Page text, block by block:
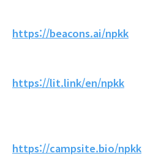
https://beacons.ai/npkk
https://lit.link/en/npkk
https://campsite.bio/npkk